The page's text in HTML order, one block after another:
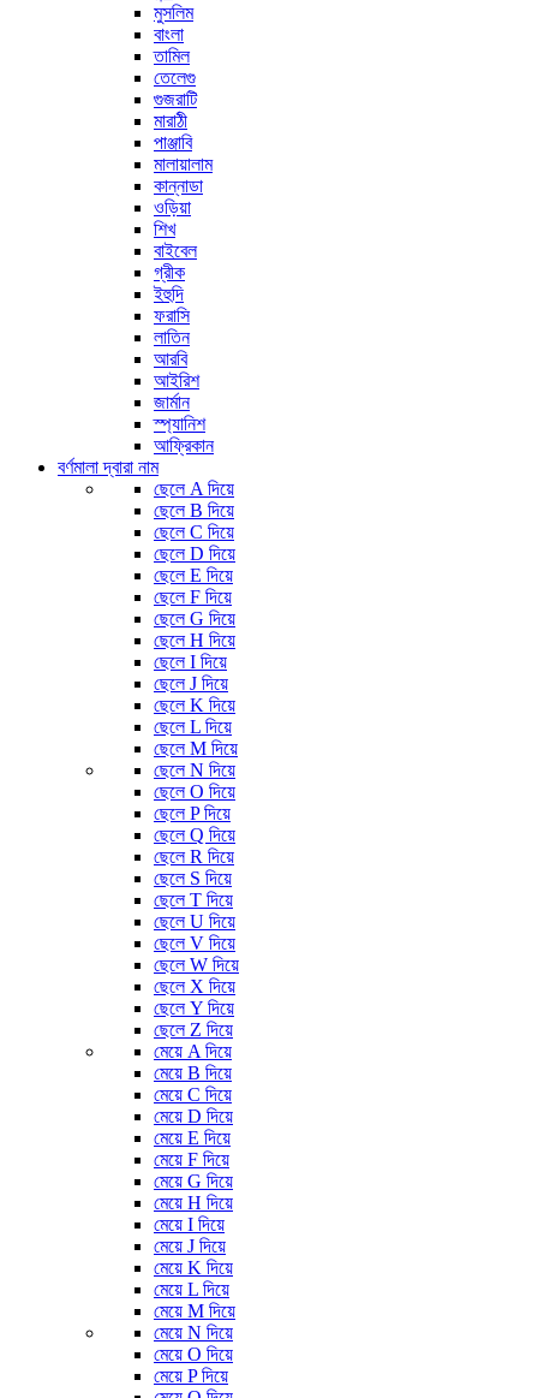
মুসলিম
বাংলা
তামিল
তেলেগু
গুজরাটি
মারাঠী
পাঞ্জাবি
মালায়ালাম
কান্নাডা
ওড়িয়া
শিখ
বাইবেল
গ্রীক
ইহুদি
ফরাসি
লাতিন
আরবি
আইরিশ
জার্মান
স্প্যানিশ
আফ্রিকান
বর্ণমালা দ্বারা নাম
ছেলে A দিয়ে
ছেলে B দিয়ে
ছেলে C দিয়ে
ছেলে D দিয়ে
ছেলে E দিয়ে
ছেলে F দিয়ে
ছেলে G দিয়ে
ছেলে H দিয়ে
ছেলে I দিয়ে
ছেলে J দিয়ে
ছেলে K দিয়ে
ছেলে L দিয়ে
ছেলে M দিয়ে
ছেলে N দিয়ে
ছেলে O দিয়ে
ছেলে P দিয়ে
ছেলে Q দিয়ে
ছেলে R দিয়ে
ছেলে S দিয়ে
ছেলে T দিয়ে
ছেলে U দিয়ে
ছেলে V দিয়ে
ছেলে W দিয়ে
ছেলে X দিয়ে
ছেলে Y দিয়ে
ছেলে Z দিয়ে
মেয়ে A দিয়ে
মেয়ে B দিয়ে
মেয়ে C দিয়ে
মেয়ে D দিয়ে
মেয়ে E দিয়ে
মেয়ে F দিয়ে
মেয়ে G দিয়ে
মেয়ে H দিয়ে
মেয়ে I দিয়ে
মেয়ে J দিয়ে
মেয়ে K দিয়ে
মেয়ে L দিয়ে
মেয়ে M দিয়ে
মেয়ে N দিয়ে
মেয়ে O দিয়ে
মেয়ে P দিয়ে